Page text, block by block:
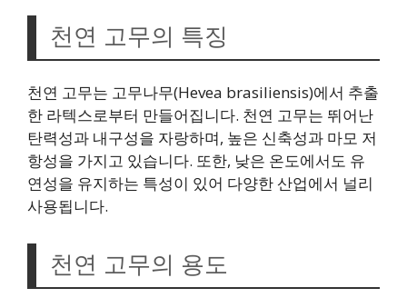
천연 고무의 특징
천연 고무는 고무나무(Hevea brasiliensis)에서 추출
한 라텍스로부터 만들어집니다. 천연 고무는 뛰어난
탄력성과 내구성을 자랑하며, 높은 신축성과 마모 저
항성을 가지고 있습니다. 또한, 낮은 온도에서도 유
연성을 유지하는 특성이 있어 다양한 산업에서 널리
사용됩니다.
천연 고무의 용도